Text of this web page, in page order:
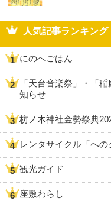
人気記事ランキング
にのへごはん
「天台音楽祭」・「
知らせ
枋ノ木神社金勢祭典
レンタサイクル「への
観光ガイド
座敷わらし